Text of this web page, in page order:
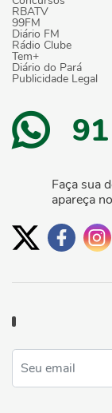
RBATV
99FM
Diário FM
Rádio Clube
Tem+
Diário do Pará
Publicidade Legal
Faça sua
apareça